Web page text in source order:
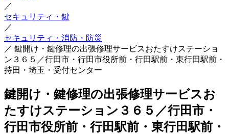
／
セキュリティ・鍵
／
セキュリティ・消防・防災
／ 鍵開け・鍵修理の出張修理サービスおたすけステーショ
ン３６５／行田市・行田市役所前・行田駅前・東行田駅前・
持田・埼玉・受付センター
鍵開け・鍵修理の出張修理サービスお
たすけステーション３６５／行田市・
行田市役所前・行田駅前・東行田駅前・